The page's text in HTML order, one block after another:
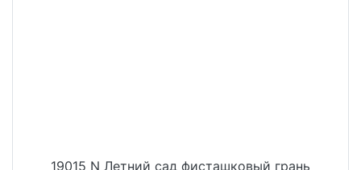
19015 N Летний сад фисташковый грань